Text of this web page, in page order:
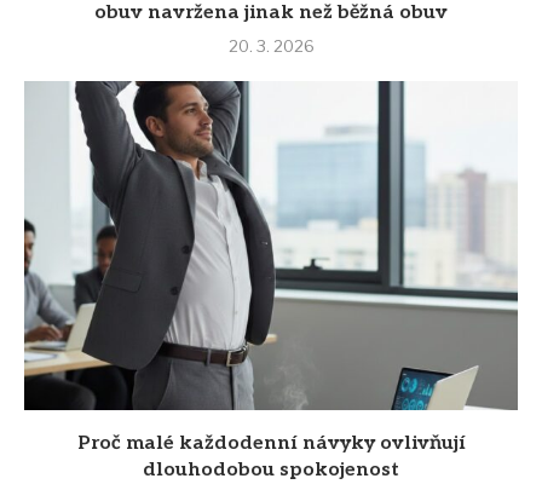
obuv navržena jinak než běžná obuv
20. 3. 2026
Proč malé každodenní návyky ovlivňují
dlouhodobou spokojenost